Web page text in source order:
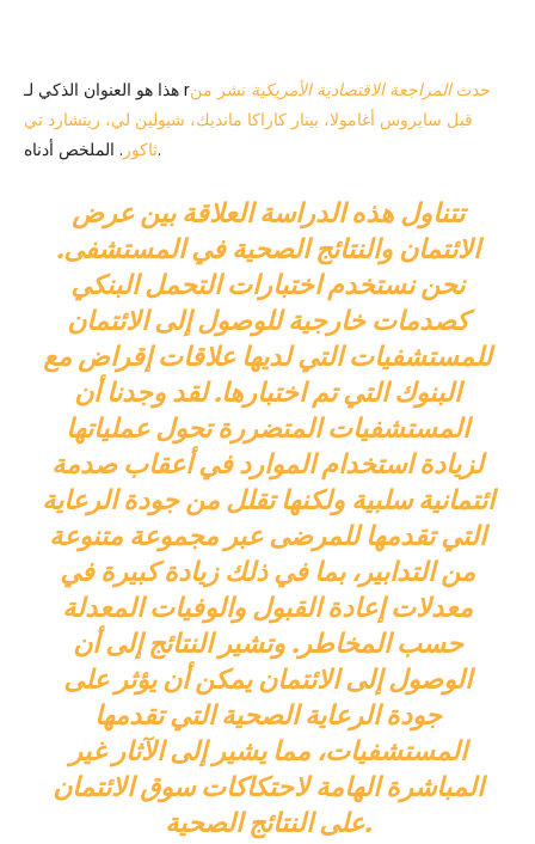
هذا هو العنوان الذكي لـ r حدثالمراجعة الاقتصادية الأمريكية نشر من
قبل سايروس أغامولا، بينار كاراكا مانديك، شيولين لي، ريتشارد تي
ثاكور. الملخص أدناه.
تتناول هذه الدراسة العلاقة بين عرض
الائتمان والنتائج الصحية في المستشفى.
نحن نستخدم اختبارات التحمل البنكي
كصدمات خارجية للوصول إلى الائتمان
للمستشفيات التي لديها علاقات إقراض مع
البنوك التي تم اختبارها. لقد وجدنا أن
المستشفيات المتضررة تحول عملياتها
لزيادة استخدام الموارد في أعقاب صدمة
ائتمانية سلبية ولكنها تقلل من جودة الرعاية
التي تقدمها للمرضى عبر مجموعة متنوعة
من التدابير، بما في ذلك زيادة كبيرة في
معدلات إعادة القبول والوفيات المعدلة
حسب المخاطر. وتشير النتائج إلى أن
الوصول إلى الائتمان يمكن أن يؤثر على
جودة الرعاية الصحية التي تقدمها
المستشفيات، مما يشير إلى الآثار غير
المباشرة الهامة لاحتكاكات سوق الائتمان
على النتائج الصحية.